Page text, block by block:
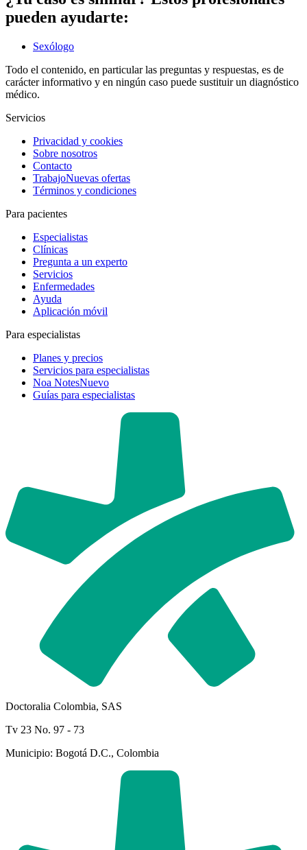
pueden ayudarte:
Sexólogo
Todo el contenido, en particular las preguntas y respuestas, es de
carácter informativo y en ningún caso puede sustituir un diagnóstico
médico.
Servicios
Privacidad y cookies
Sobre nosotros
Contacto
TrabajoNuevas ofertas
Términos y condiciones
Para pacientes
Especialistas
Clínicas
Pregunta a un experto
Servicios
Enfermedades
Ayuda
Aplicación móvil
Para especialistas
Planes y precios
Servicios para especialistas
Noa NotesNuevo
Guías para especialistas
Doctoralia Colombia, SAS
Tv 23 No. 97 - 73
Municipio: Bogotá D.C., Colombia